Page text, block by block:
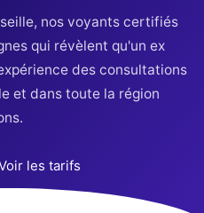
nos voyants certifiés
qui révèlent qu'un ex
des consultations
et dans toute la région
les tarifs